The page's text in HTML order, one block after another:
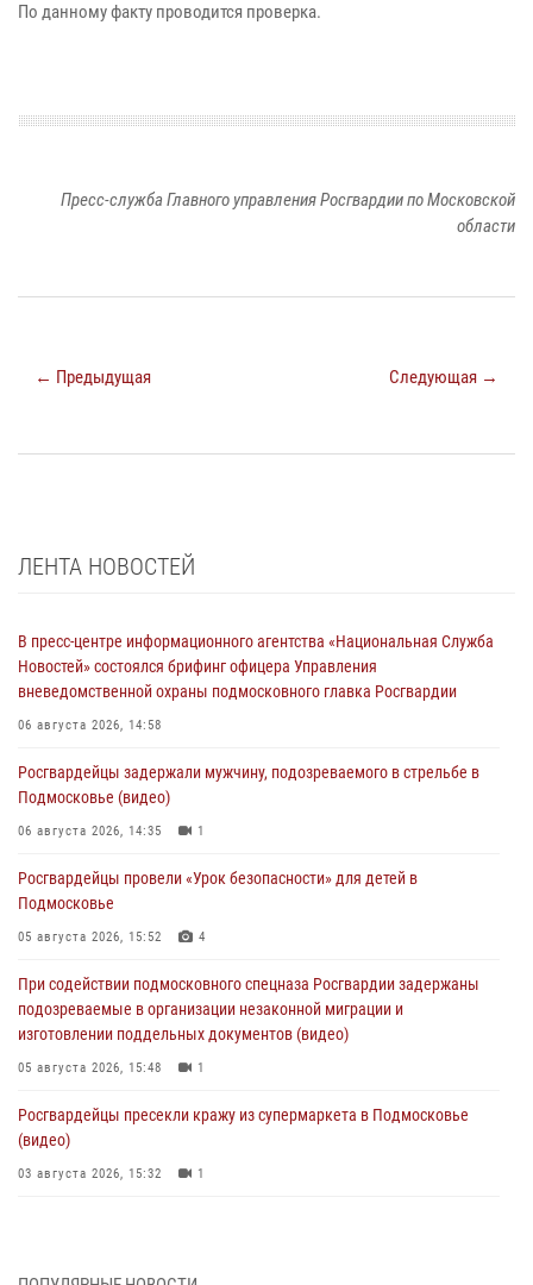
По данному факту проводится проверка.
Пресс-служба Главного управления Росгвардии по Московской
области
← Предыдущая Следующая →
ЛЕНТА НОВОСТЕЙ
В пресс-центре информационного агентства «Национальная Служба
Новостей» состоялся брифинг офицера Управления
вневедомственной охраны подмосковного главка Росгвардии
06 августа 2026, 14:58
Росгвардейцы задержали мужчину, подозреваемого в стрельбе в
Подмосковье (видео)
06 августа 2026, 14:35 1
Росгвардейцы провели «Урок безопасности» для детей в
Подмосковье
05 августа 2026, 15:52 4
При содействии подмосковного спецназа Росгвардии задержаны
подозреваемые в организации незаконной миграции и
изготовлении поддельных документов (видео)
05 августа 2026, 15:48 1
Росгвардейцы пресекли кражу из супермаркета в Подмосковье
(видео)
03 августа 2026, 15:32 1
03 августа 2026, 15:08 1